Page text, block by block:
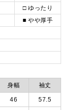
□ ゆったり
■ やや厚手
身幅 袖丈
46 57.5